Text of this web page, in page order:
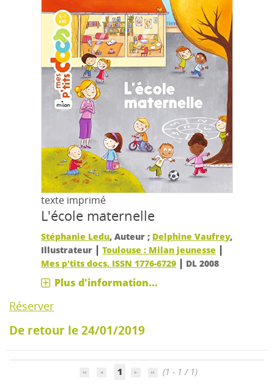
texte imprimé
L'école maternelle
Stéphanie Ledu, Auteur ; Delphine Vaufrey,
Illustrateur |Toulouse : Milan jeunesse |
Mes p'tits docs, ISSN 1776-6729 | DL 2008
Plus d'information...
Réserver
De retour le 24/01/2019
1 (1 - 1 / 1)